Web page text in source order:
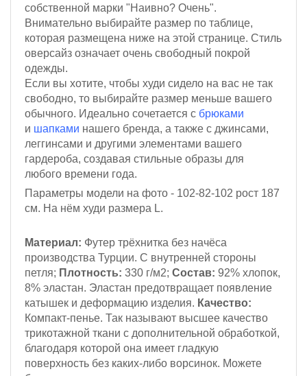
собственной марки "Наивно? Очень".
Внимательно выбирайте размер по таблице,
которая размещена ниже на этой странице. Стиль
оверсайз означает очень свободный покрой
одежды.
Если вы хотите, чтобы худи сидело на вас не так
свободно, то выбирайте размер меньше вашего
обычного. Идеально сочетается с брюками
и шапками нашего бренда, а также с джинсами,
леггинсами и другими элементами вашего
гардероба, создавая стильные образы для
любого времени года.
Параметры модели на фото - 102-82-102 рост 187
см. На нём худи размера L.
Материал: Футер трёхнитка без начёса
производства Турции. С внутренней стороны
петля; Плотность: 330 г/м2; Состав: 92% хлопок,
8% эластан. Эластан предотвращает появление
катышек и деформацию изделия. Качество:
Компакт-пенье. Так называют высшее качество
трикотажной ткани с дополнительной обработкой,
благодаря которой она имеет гладкую
поверхность без каких-либо ворсинок. Можете